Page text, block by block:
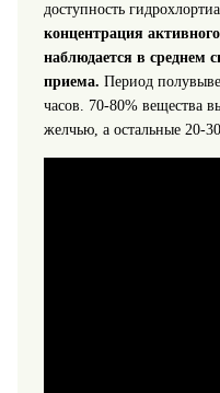
доступность
концентрация
наблюдается в среднем
приема. Период
часов. 70-80% вещества
желчью, а остальные 20-